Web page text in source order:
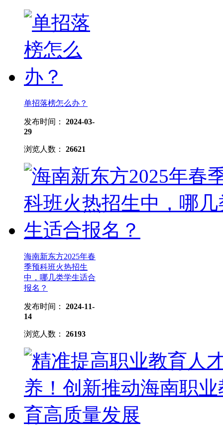
单招落榜怎么办？
发布时间： 2024-03-
29
浏览人数： 26621
海南新东方2025年春
季预科班火热招生
中，哪几类学生适合
报名？
发布时间： 2024-11-
14
浏览人数： 26193